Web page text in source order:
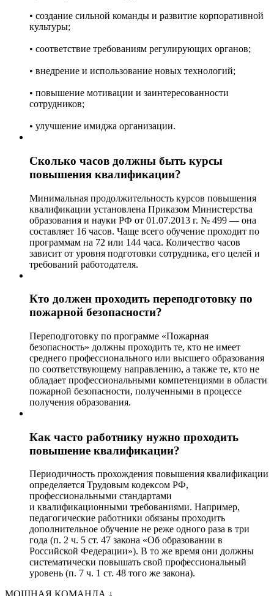
• создание сильной команды и развитие корпоративной
культуры;
• соответствие требованиям регулирующих органов;
• внедрение и использование новых технологий;
• повышение мотивации и заинтересованности
сотрудников;
• улучшение имиджа организации.
Сколько часов должны быть курсы
повышения квалификации?
Минимальная продолжительность курсов повышения
квалификации установлена Приказом Министерства
образования и науки РФ от 01.07.2013 г. № 499 — она
составляет 16 часов. Чаще всего обучение проходит по
программам на 72 или 144 часа. Количество часов
зависит от уровня подготовки сотрудника, его целей и
требований работодателя.
Кто должен проходить переподготовку по
пожарной безопасности?
Переподготовку по программе «Пожарная
безопасность» должны проходить те, кто не имеет
среднего профессионального или высшего образования
по соответствующему направлению, а также те, кто не
обладает профессиональными компетенциями в области
пожарной безопасности, полученными в процессе
получения образования.
Как часто работнику нужно проходить
повышение квалификации?
Периодичность прохождения повышения квалификации
определяется Трудовым кодексом РФ,
профессиональными стандартами
и квалификационными требованиями. Например,
педагогические работники обязаны проходить
дополнительное обучение не реже одного раза в три
года (п. 2 ч. 5 ст. 47 закона «Об образовании в
Российской Федерации»). В то же время они должны
систематически повышать свой профессиональный
уровень (п. 7 ч. 1 ст. 48 того же закона).